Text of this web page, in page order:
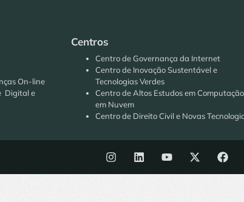
On-line
Digital e
Centros
Centro de Governança da Internet
Centro de Inovação Sustentável e
Tecnologias Verdes
Centro de Altos Estudos em Computação
em Nuvem
Centro de Direito Civil e Novas